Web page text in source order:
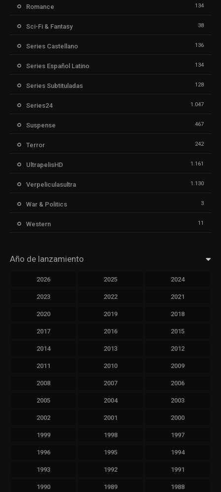
Romance 134
Sci-Fi & Fantasy 38
Series Castellano 136
Series Español Latino 134
Series Subtituladas 128
Series24 1.047
Suspense 467
Terror 242
UltrapelisHD 1.161
Verpeliculasultra 1.130
War & Politics 3
Western 11
Año de lanzamiento
2026 2025 2024
2023 2022 2021
2020 2019 2018
2017 2016 2015
2014 2013 2012
2011 2010 2009
2008 2007 2006
2005 2004 2003
2002 2001 2000
1999 1998 1997
1996 1995 1994
1993 1992 1991
1990 1989 1988